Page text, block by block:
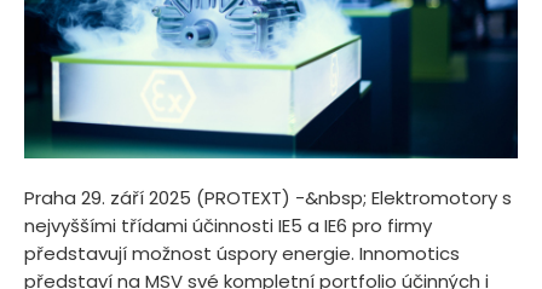
Praha 29. září 2025 (PROTEXT) -&nbsp; Elektromotory s
nejvyššími třídami účinnosti IE5 a IE6 pro firmy
představují možnost úspory energie. Innomotics
představí na MSV své kompletní portfolio účinných i